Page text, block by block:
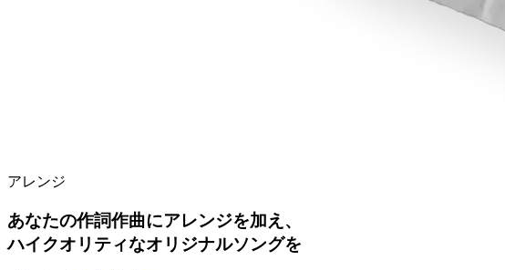
アレンジ
あなたの作詞作曲にアレンジを加え、
ハイクオリティなオリジナルソングを